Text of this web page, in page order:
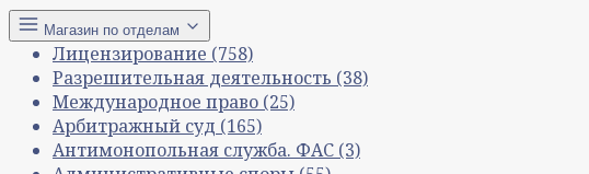
Магазин по отделам
Лицензирование (758)
Разрешительная деятельность (38)
Международное право (25)
Арбитражный суд (165)
Антимонопольная служба. ФАС (3)